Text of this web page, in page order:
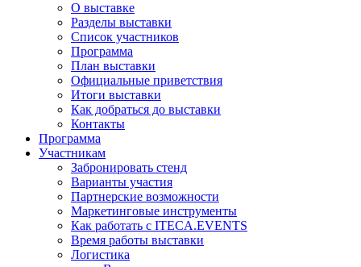
О выставке
Разделы выставки
Список участников
Программа
План выставки
Официальные приветствия
Итоги выставки
Как добраться до выставки
Контакты
Программа
Участникам
Забронировать стенд
Варианты участия
Партнерские возможности
Маркетинговые инструменты
Как работать с ITECA.EVENTS
Время работы выставки
Логистика